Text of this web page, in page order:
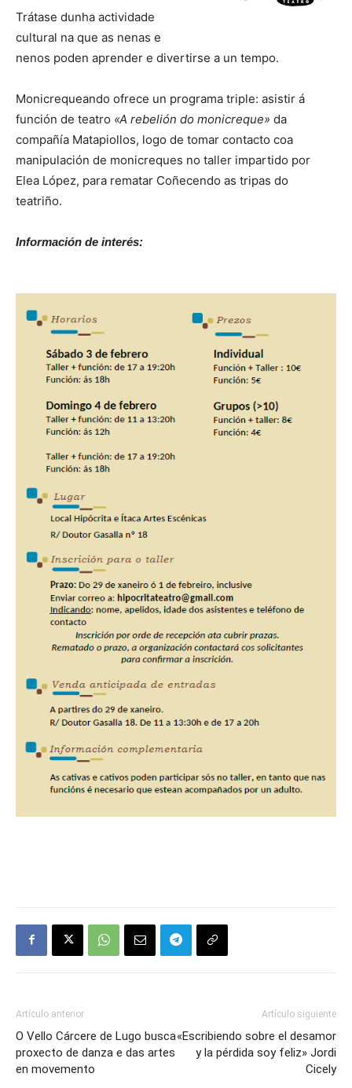
Trátase dunha actividade
cultural na que as nenas e
nenos poden aprender e divertirse a un tempo.
Monicrequeando ofrece un programa triple: asistir á
función de teatro «A rebelión do monicreque» da
compañía Matapiollos, logo de tomar contacto coa
manipulación de monicreques no taller impartido por
Elea López, para rematar Coñecendo as tripas do
teatriño.
Información de interés:
Artículo anterior
O Vello Cárcere de Lugo busca
proxecto de danza e das artes
en movemento
Artículo siguiente
«Escribiendo sobre el desamor
y la pérdida soy feliz» Jordi
Cicely